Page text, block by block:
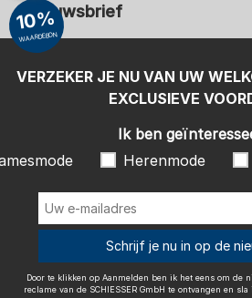
Nieuwsbrief
Uw e-mailadres
Herenmode
ADIDAS
Door te klikken op Aanmelden ben ik het
gepersonaliseerde reclame van de
sla ik acht op en accepteer ik hierbij ook de
, in het bijzonder de
effect naar de toekomst intrekken.
Wij bezorgen
VERZEKER JE NU VAN UW
EXCLUSIEVE
10%
WAARDEBON
Ik ben
Herenmode
Schrijf je nu in op de
Door te klikken op Aanmelden ben ik het eens om de
reclame van de SCHIESSER GmbH te ontvangen en